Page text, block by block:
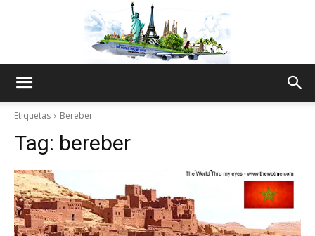
Thru
Etiquetas Bereber
Tag: bereber